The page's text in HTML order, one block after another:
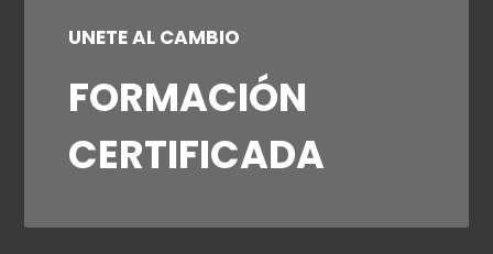
UNETE AL CAMBIO
FORMACIÓN
CERTIFICADA